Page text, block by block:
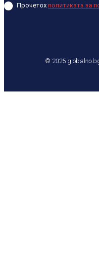
Прочетох политиката за
© 2025